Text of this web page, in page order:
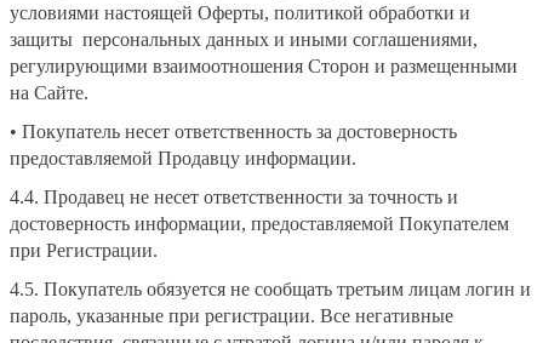
условиями настоящей Оферты, политикой обработки и
защиты персональных данных и иными соглашениями,
регулирующими взаимоотношения Сторон и размещенными
на Сайте.
• Покупатель несет ответственность за достоверность
предоставляемой Продавцу информации.
4.4. Продавец не несет ответственности за точность и
достоверность информации, предоставляемой Покупателем
при Регистрации.
4.5. Покупатель обязуется не сообщать третьим лицам логин и
пароль, указанные при регистрации. Все негативные